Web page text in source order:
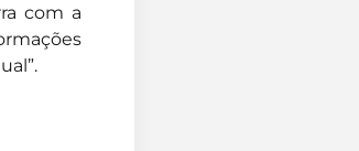
com a